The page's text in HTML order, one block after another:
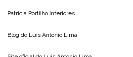
Patricia Portilho Interiores
Blog do Luis Antonio Lima